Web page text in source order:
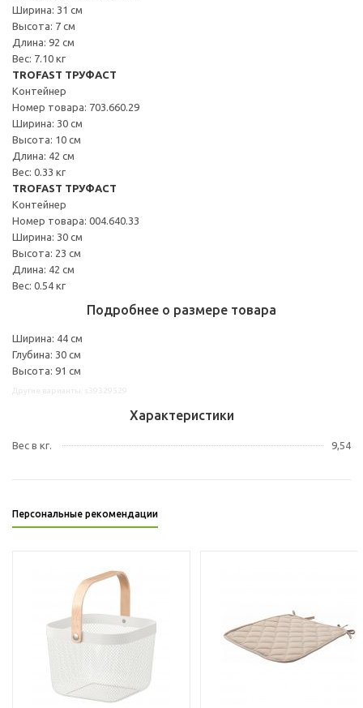
Ширина: 31 см
Высота: 7 см
Длина: 92 см
Вес: 7.10 кг
TROFAST ТРУФАСТ
Контейнер
Номер товара: 703.660.29
Ширина: 30 см
Высота: 10 см
Длина: 42 см
Вес: 0.33 кг
TROFAST ТРУФАСТ
Контейнер
Номер товара: 004.640.33
Ширина: 30 см
Высота: 23 см
Длина: 42 см
Вес: 0.54 кг
Подробнее о размере товара
Ширина: 44 см
Глубина: 30 см
Высота: 91 см
Характеристики
Вес в кг. 9,54
Персональные рекомендации